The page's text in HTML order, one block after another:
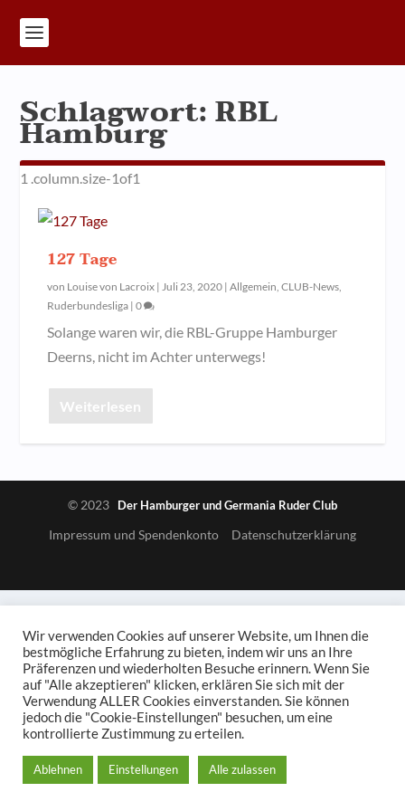
Schlagwort:RBL
Hamburg
127 Tage
von Louise von Lacroix |Juli 23, 2020 |Allgemein,CLUB-News,
Ruderbundesliga |0
Solange waren wir, die RBL-Gruppe Hamburger
Deerns, nicht im Achter unterwegs!
Weiterlesen
© 2023 Der Hamburger und Germania Ruder Club
Impressum und Spendenkonto Datenschutzerklärung
Wir verwenden Cookies auf unserer Website, um Ihnen die
bestmögliche Erfahrung zu bieten, indem wir uns an Ihre
Präferenzen und wiederholten Besuche erinnern. Wenn Sie
auf "Alle akzeptieren" klicken, erklären Sie sich mit der
Verwendung ALLER Cookies einverstanden. Sie können
jedoch die "Cookie-Einstellungen" besuchen, um eine
kontrollierte Zustimmung zu erteilen.
Ablehnen Einstellungen Alle zulassen